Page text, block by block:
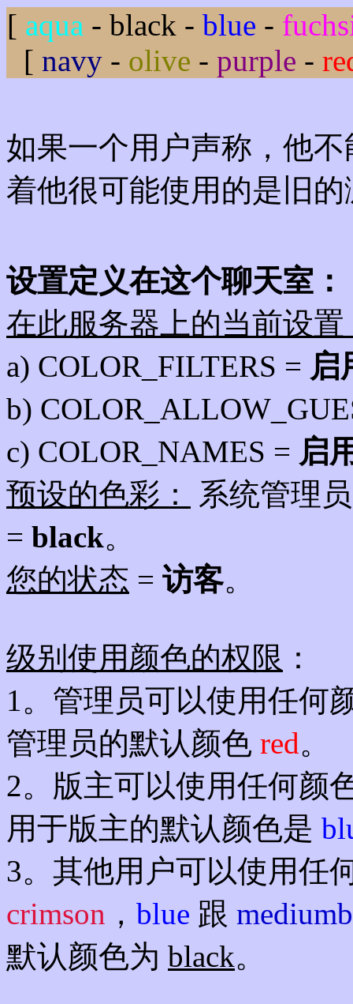
[ aqua - black - blue -
[ navy- olive - purple -
如果一个用户声称，他
着他很可能使用的是旧
设置定义在这个聊天室：
在此服务器上的当前设置
a) COLOR_FILTERS = 启
b)
c) COLOR_NAMES = 启
预设的色彩：
系统管理
= black。
您的状态 = 访客。
级别使用颜色的权限 ：
1。管理员可以使用任何
管理员的默认颜色 red。
2。版主可以使用任何颜
用于版主的默认颜色是
3。其他用户可以使用任
crimson ， blue 跟
默认颜色为 black。